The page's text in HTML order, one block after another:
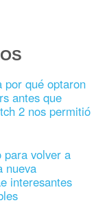
por qué optaron
antes que
2 nos permitió
para volver a
nueva
interesantes